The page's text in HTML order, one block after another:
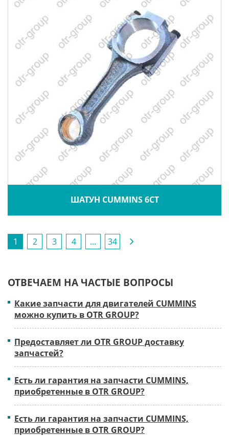
ШАТУН CUMMINS 6CT
1 2 3 4 ... 34
ОТВЕЧАЕМ НА ЧАСТЫЕ ВОПРОСЫ
Какие запчасти для двигателей CUMMINS
можно купить в OTR GROUP?
Предоставляет ли OTR GROUP доставку
запчастей?
Есть ли гарантия на запчасти CUMMINS,
приобретенные в OTR GROUP?
Есть ли гарантия на запчасти CUMMINS,
приобретенные в OTR GROUP?